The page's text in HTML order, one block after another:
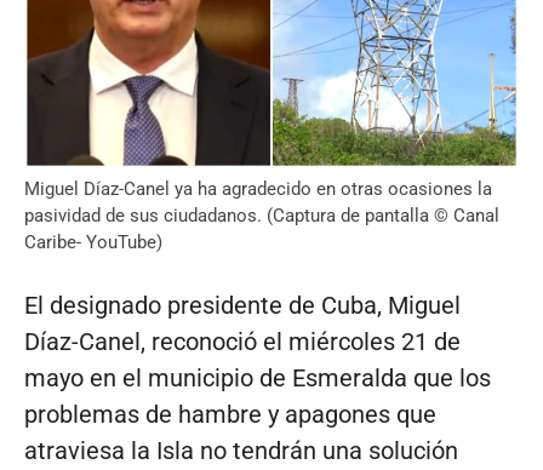
Miguel Díaz-Canel ya ha agradecido en otras ocasiones la
pasividad de sus ciudadanos. (Captura de pantalla © Canal
Caribe- YouTube)
El designado presidente de Cuba, Miguel
Díaz-Canel, reconoció el miércoles 21 de
mayo en el municipio de Esmeralda que los
problemas de hambre y apagones que
atraviesa la Isla no tendrán una solución